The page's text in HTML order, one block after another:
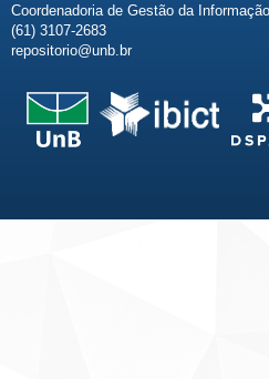
Coordenadoria de Gestão da
(61) 3107-2683
repositorio@unb.br